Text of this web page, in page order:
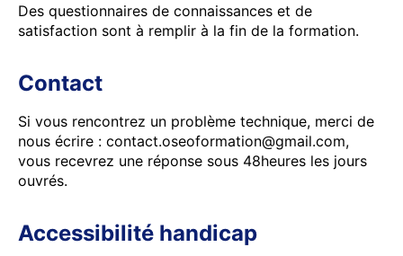
Des questionnaires de connaissances et de
satisfaction sont à remplir à la fin de la formation.
Contact
Si vous rencontrez un problème technique, merci de
nous écrire : contact.oseoformation@gmail.com,
vous recevrez une réponse sous 48heures les jours
ouvrés.
Accessibilité handicap